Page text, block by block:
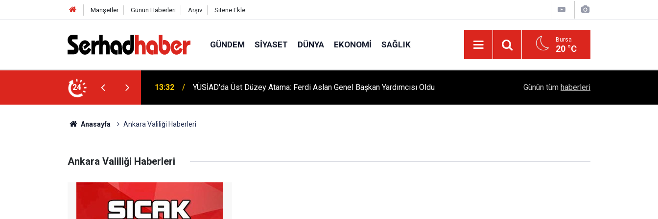
Manşetler Günün Haberleri Arşiv Sitene Ekle
GÜNDEM SIYASET DÜNYA EKONOMI SAĞLIK Bursa
20 °C
24
Ekonomi Modeli Akademik Literatüre
13:32 YÜSİAD'da Üst Düzey Atama: Ferdi Aslan Genel Başkan Yardımcısı Oldu TFF'den Resmi Açıklama: 2026-2027 Sezonu
Günün tüm haberleri
Anasayfa Ankara Valiliği Haberleri
Ankara Valiliği Haberleri